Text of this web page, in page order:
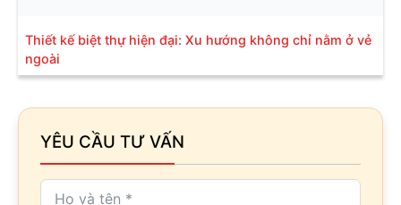
Thiết kế biệt thự hiện đại: Xu hướng không chỉ nằm ở vẻ
ngoài
YÊU CẦU TƯ VẤN